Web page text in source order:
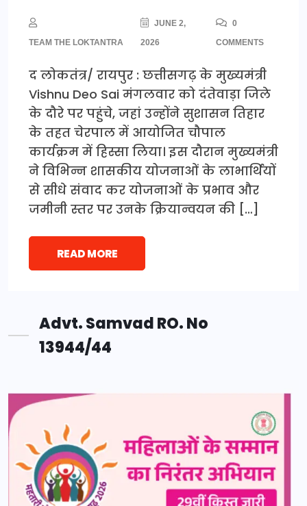
TEAM THE LOKTANTRA
JUNE 2,
2026
0
COMMENTS
द लोकतंत्र/ रायपुर : छत्तीसगढ़ के मुख्यमंत्री
Vishnu Deo Sai मंगलवार को दंतेवाड़ा जिले
के दौरे पर पहुंचे, जहां उन्होंने सुशासन तिहार
के तहत चेरपाल में आयोजित चौपाल
कार्यक्रम में हिस्सा लिया। इस दौरान मुख्यमंत्री
ने विभिन्न शासकीय योजनाओं के लाभार्थियों
से सीधे संवाद कर योजनाओं के प्रभाव और
जमीनी स्तर पर उनके क्रियान्वयन की […]
READ MORE
Advt. Samvad RO. No
13944/44